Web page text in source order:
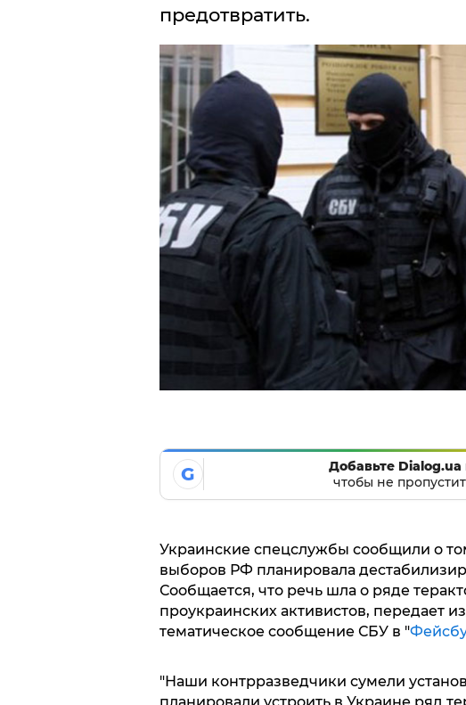
предотвратить.
G
Добавьте Dialog.ua
чтобы не
Украинские спецслужбы сообщили о
выборов РФ планировала
Сообщается, что речь шла о ряде
проукраинских активистов, передает
тематическое сообщение СБУ в "
"Наши контрразведчики сумели